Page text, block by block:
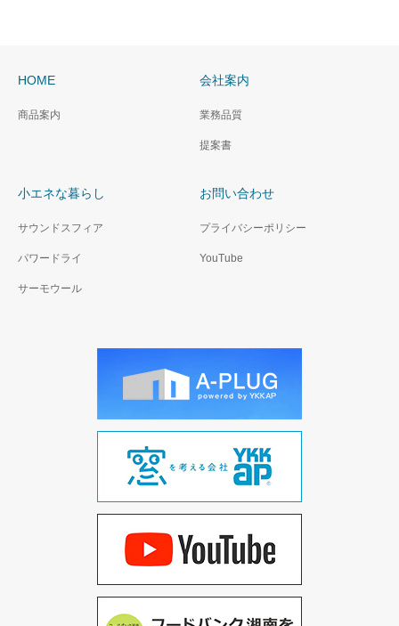
HOME
商品案内
会社案内
業務品質
提案書
小エネな暮らし
サウンドスフィア
パワードライ
サーモウール
お問い合わせ
プライバシーポリシー
YouTube